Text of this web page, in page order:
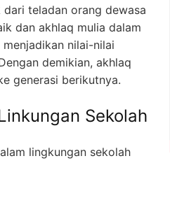
teladan orang dewasa
dan akhlaq mulia dalam
nilai-nilai
demikian, akhlaq
generasi berikutnya.
Sekolah
lingkungan sekolah